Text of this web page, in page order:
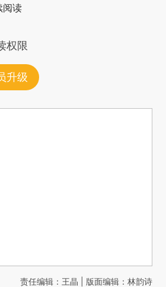
阅读
权限
升级
责任编辑：王晶 | 版面编辑：林韵诗